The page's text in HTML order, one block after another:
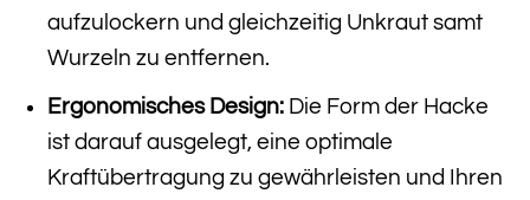
aufzulockern und gleichzeitig Unkraut samt
Wurzeln zu entfernen.
Ergonomisches Design:Die Form der Hacke
ist darauf ausgelegt, eine optimale
Kraftübertragung zu gewährleisten und Ihren